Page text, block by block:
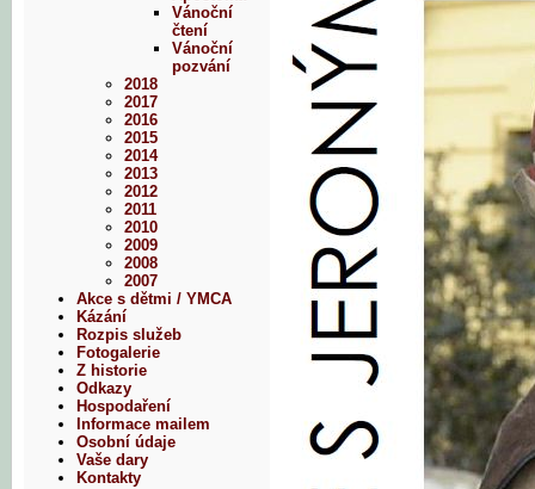
Vánoční
čtení
Vánoční
pozvání
2018
2017
2016
2015
2014
2013
2012
2011
2010
2009
2008
2007
Akce s dětmi / YMCA
Kázání
Rozpis služeb
Fotogalerie
Z historie
Odkazy
Hospodaření
Informace mailem
Osobní údaje
Vaše dary
Kontakty